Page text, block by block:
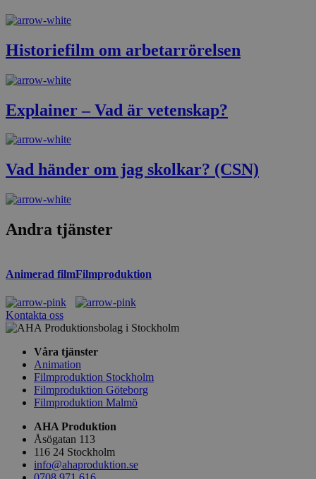
Historiefilm om arbetarrörelsen
Explainer – Vad är vetenskap?
Vad händer om jag skolkar? (CSN)
Andra tjänster
Animerad filmFilmproduktion
Kontakta oss
Våra tjänster
Animation
Filmproduktion Stockholm
Filmproduktion Göteborg
Filmproduktion Malmö
AHA Produktion
Åsögatan 113
116 24 Stockholm
info@ahaproduktion.se